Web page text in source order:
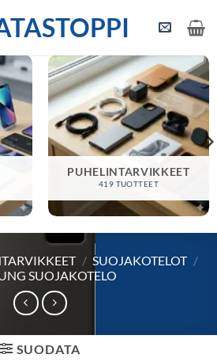
PUHELINTARVIKKEET
419 TUOTTEET
/ SUOJAKOTELOT /
SUOJAKOTELO
SUODATA